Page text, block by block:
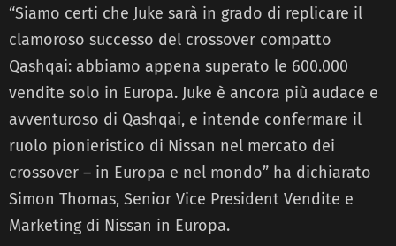
“Siamo certi che Juke sarà in grado di replicare il
clamoroso successo del crossover compatto
Qashqai: abbiamo appena superato le 600.000
vendite solo in Europa. Juke è ancora più audace e
avventuroso di Qashqai, e intende confermare il
ruolo pionieristico di Nissan nel mercato dei
crossover – in Europa e nel mondo” ha dichiarato
Simon Thomas, Senior Vice President Vendite e
Marketing di Nissan in Europa.